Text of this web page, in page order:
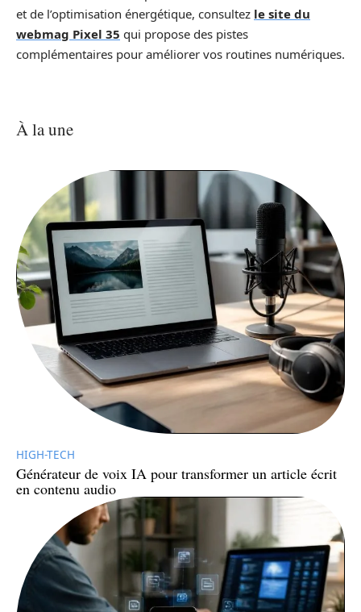
et de l’optimisation énergétique, consultez le site du
webmag Pixel 35 qui propose des pistes
complémentaires pour améliorer vos routines numériques.
À la une
HIGH-TECH
Générateur de voix IA pour transformer un article écrit
en contenu audio